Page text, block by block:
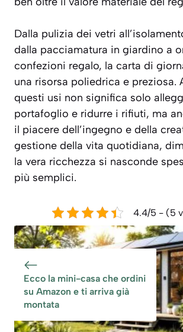
Dalla pulizia dei vetri
dalla pacciamatura in giardino a
confezioni regalo, la carta di
una risorsa poliedrica e preziosa.
questi usi non significa solo
portafoglio e ridurre i rifiuti, ma
il piacere dell’ingegno e della
gestione della vita quotidiana,
la vera ricchezza si nasconde
più semplici.
4.4/5 - (5
Ecco la mini-casa che ordini
su Amazon e ti arriva già
montata